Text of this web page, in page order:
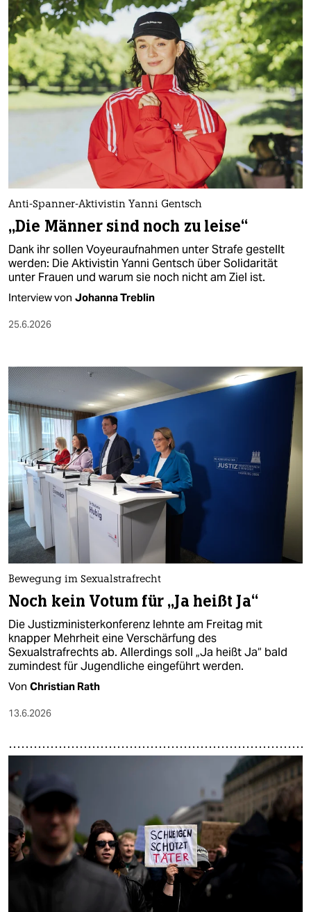
Anti-Spanner-Aktivistin Yanni Gentsch
„Die Männer sind noch zu leise“
Dank ihr sollen Voyeuraufnahmen unter Strafe gestellt
werden: Die Aktivistin Yanni Gentsch über Solidarität
unter Frauen und warum sie noch nicht am Ziel ist.
Interview von Johanna Treblin
25.6.2026
Bewegung im Sexualstrafrecht
Noch kein Votum für „Ja heißt Ja“
Die Justizministerkonferenz lehnte am Freitag mit
knapper Mehrheit eine Verschärfung des
Sexualstrafrechts ab. Allerdings soll „Ja heißt Ja“ bald
zumindest für Jugendliche eingeführt werden.
Von Christian Rath
13.6.2026